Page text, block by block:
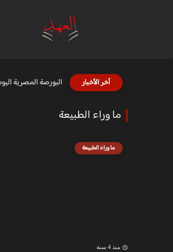
آخر الأخبار البورصة المصرية
ما وراء الطبيعة
ما وراء الطبيعة
منذ 4 سنة